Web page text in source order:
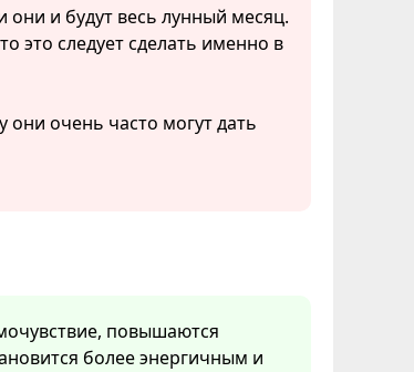
они и будут весь лунный месяц.
это следует сделать именно в
очень часто могут дать
повышаются
более энергичным и